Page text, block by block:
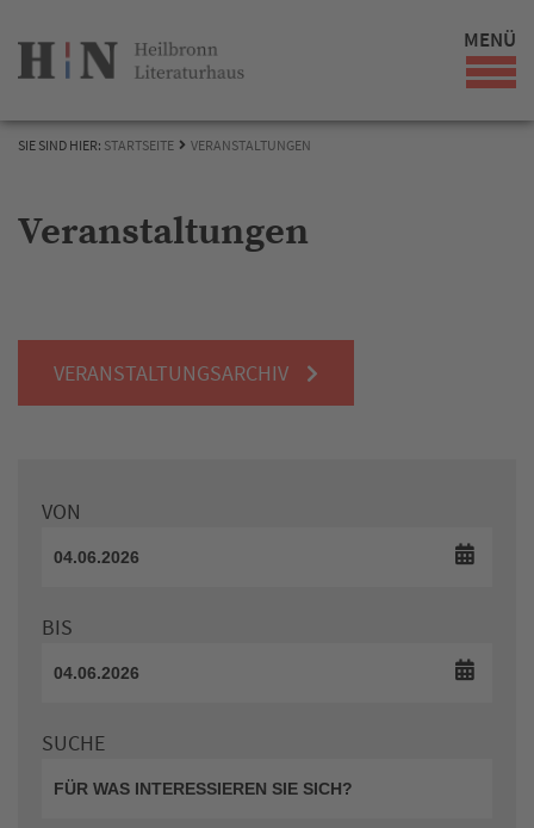
MENÜ
SIE SIND HIER: STARTSEITE VERANSTALTUNGEN
Veranstaltungen
VERANSTALTUNGSARCHIV
VON
BIS
SUCHE